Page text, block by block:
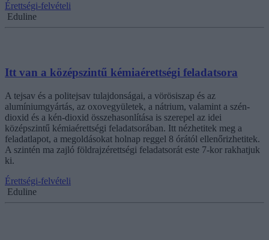
Érettségi-felvételi
Eduline
Itt van a középszintű kémiaérettségi feladatsora
A tejsav és a politejsav tulajdonságai, a vörösiszap és az
alumíniumgyártás, az oxovegyületek, a nátrium, valamint a szén-
dioxid és a kén-dioxid összehasonlítása is szerepel az idei
középszintű kémiaérettségi feladatsorában. Itt nézhetitek meg a
feladatlapot, a megoldásokat holnap reggel 8 órától ellenőrizhetitek.
A szintén ma zajló földrajzérettségi feladatsorát este 7-kor rakhatjuk
ki.
Érettségi-felvételi
Eduline